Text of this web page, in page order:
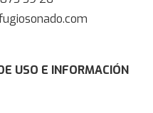
USO E INFORMACIÓN